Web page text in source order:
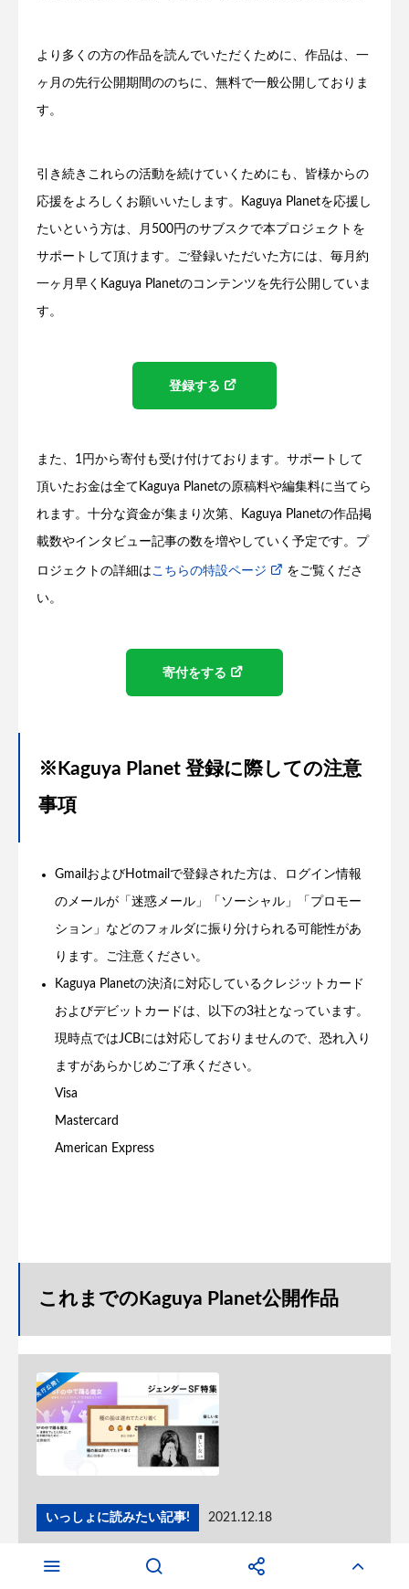
より多くの方の作品を読んでいただくために、作品は、一
ヶ月の先行公開期間ののちに、無料で一般公開しておりま
す。
引き続きこれらの活動を続けていくためにも、皆様からの
応援をよろしくお願いいたします。Kaguya Planetを応援し
たいという方は、月500円のサブスクで本プロジェクトを
サポートして頂けます。ご登録いただいた方には、毎月約
一ヶ月早くKaguya Planetのコンテンツを先行公開していま
す。
登録する
また、1円から寄付も受け付けております。サポートして
頂いたお金は全てKaguya Planetの原稿料や編集料に当てら
れます。十分な資金が集まり次第、Kaguya Planetの作品掲
載数やインタビュー記事の数を増やしていく予定です。プ
ロジェクトの詳細はこちらの特設ページ をご覧くださ
い。
寄付をする
※Kaguya Planet 登録に際しての注意
事項
GmailおよびHotmailで登録された方は、ログイン情報
のメールが「迷惑メール」「ソーシャル」「プロモー
ション」などのフォルダに振り分けられる可能性があ
ります。ご注意ください。
Kaguya Planetの決済に対応しているクレジットカード
およびデビットカードは、以下の3社となっています。
現時点ではJCBには対応しておりませんので、恐れ入り
ますがあらかじめご了承ください。
Visa
Mastercard
American Express
これまでのKaguya Planet公開作品
いっしょに読みたい記事! 2021.12.18